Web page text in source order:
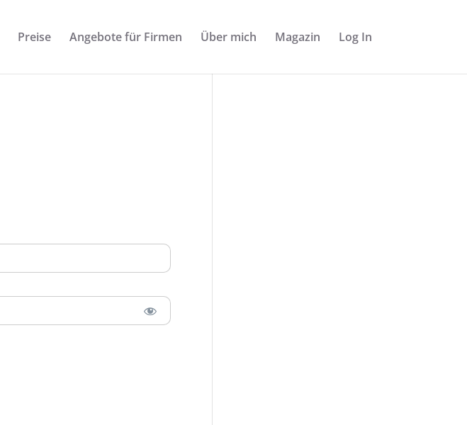
Preise Angebote für Firmen Über mich Magazin Log In